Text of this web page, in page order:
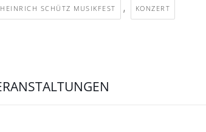
HEINRICH SCHÜTZ MUSIKFEST , KONZERT